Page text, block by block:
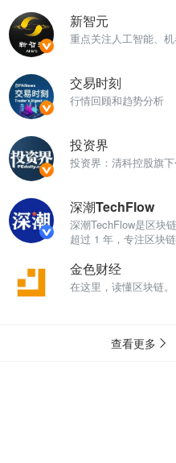
新智元
重点关注人工智能、
交易时刻
行情回顾和趋势分析
投资界
投资界：清科控股旗
深潮TechFlow
深潮TechFlow是区块
超过 1 年，专注区块
金色财经
在这里，读懂区块链。
查看更多